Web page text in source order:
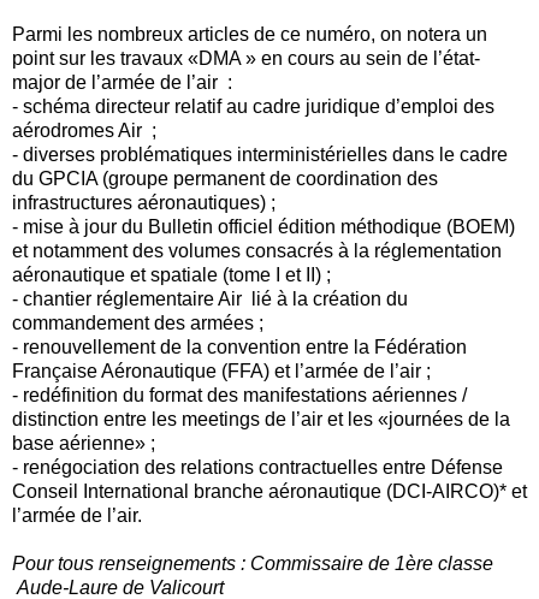
Parmi les nombreux articles de ce numéro, on notera un
point sur les travaux «DMA » en cours au sein de l’état-
major de l’armée de l’air :
- schéma directeur relatif au cadre juridique d’emploi des
aérodromes Air ;
- diverses problématiques interministérielles dans le cadre
du GPCIA (groupe permanent de coordination des
infrastructures aéronautiques) ;
- mise à jour du Bulletin officiel édition méthodique (BOEM)
et notamment des volumes consacrés à la réglementation
aéronautique et spatiale (tome I et II) ;
- chantier réglementaire Air lié à la création du
commandement des armées ;
- renouvellement de la convention entre la Fédération
Française Aéronautique (FFA) et l’armée de l’air ;
- redéfinition du format des manifestations aériennes /
distinction entre les meetings de l’air et les «journées de la
base aérienne» ;
- renégociation des relations contractuelles entre Défense
Conseil International branche aéronautique (DCI-AIRCO)* et
l’armée de l’air.
Pour tous renseignements : Commissaire de 1ère classe
Aude-Laure de Valicourt